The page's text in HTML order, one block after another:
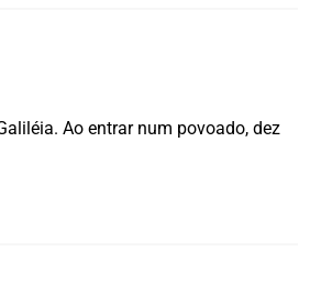
Ao entrar num povoado, dez